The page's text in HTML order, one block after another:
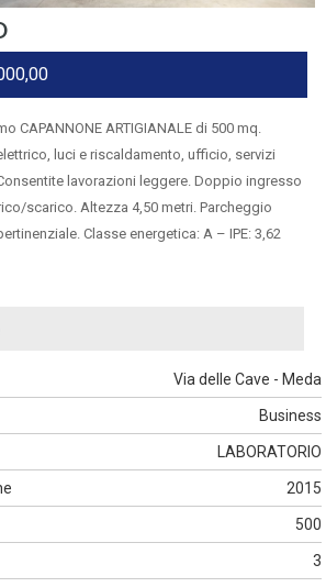
CAPANNONE ARTIGIANALE di 500 mq.
luci e riscaldamento, ufficio, servizi
lavorazioni leggere. Doppio ingresso
scarico. Altezza 4,50 metri. Parcheggio
Classe energetica: A – IPE: 3,62
Via delle Cave - Meda
Business
LABORATORIO
2015
500
3